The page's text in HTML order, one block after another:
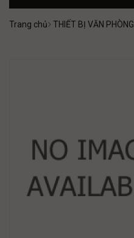
Trang chủ THIẾT BỊ VĂN PHÒNG